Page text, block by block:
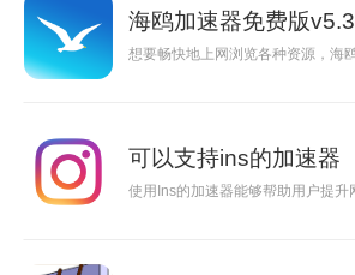
海鸥加速器免费版
想要畅快地上网浏览各种资源，海
可以支持ins的加速器
使用Ins的加速器能够帮助用户提